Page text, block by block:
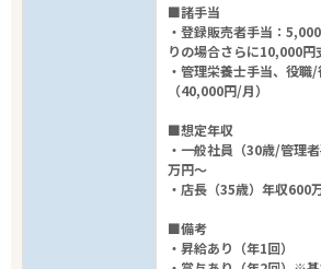
■諸手当
・登録販売者手当：
りの場合さらに10,000円
・管理栄養士手当、役職
（40,000円/月）
■想定年収
・一般社員（30歳/管理
万円～
・店長（35歳）年収600
■備考
・昇給あり（年1回）